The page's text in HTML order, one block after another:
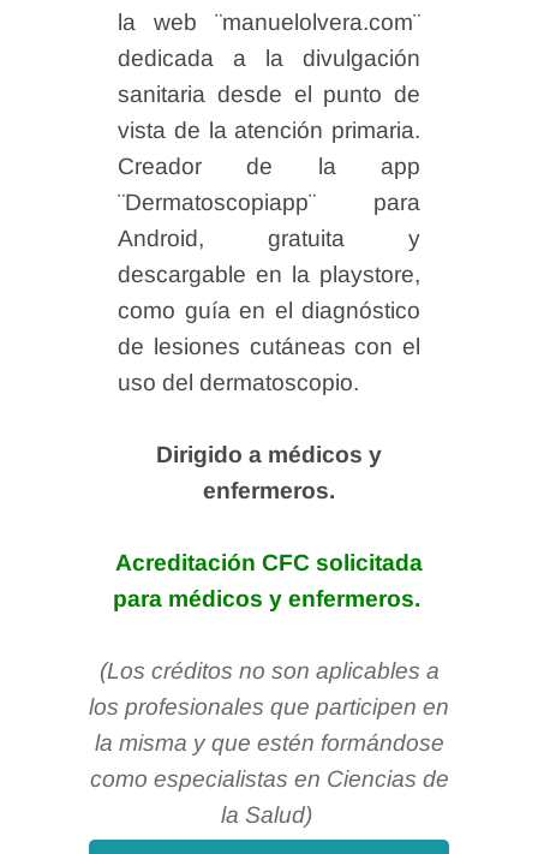
la web ¨manuelolvera.com¨
dedicada a la divulgación
sanitaria desde el punto de
vista de la atención primaria.
Creador de la app
¨Dermatoscopiapp¨ para
Android, gratuita y
descargable en la playstore,
como guía en el diagnóstico
de lesiones cutáneas con el
uso del dermatoscopio.
Dirigido a médicos y
enfermeros.
Acreditación CFC solicitada
para médicos y enfermeros.
(Los créditos no son aplicables a
los profesionales que participen en
la misma y que estén formándose
como especialistas en Ciencias de
la Salud)